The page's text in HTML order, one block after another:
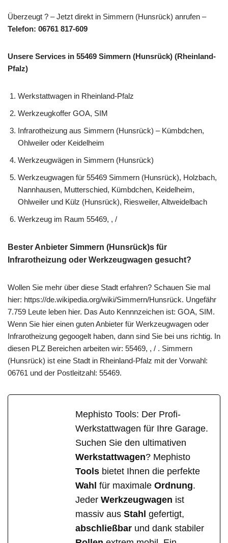
Überzeugt ? – Jetzt direkt in Simmern (Hunsrück) anrufen –
Telefon: 06761 817-609
Unsere Services in 55469 Simmern (Hunsrück) (Rheinland-
Pfalz)
Werkstattwagen in Rheinland-Pfalz
Werkzeugkoffer GOA, SIM
Infrarotheizung aus Simmern (Hunsrück) – Kümbdchen,
Ohlweiler oder Keidelheim
Werkzeugwägen in Simmern (Hunsrück)
Werkzeugwagen für 55469 Simmern (Hunsrück), Holzbach,
Nannhausen, Mutterschied, Kümbdchen, Keidelheim,
Ohlweiler und Külz (Hunsrück), Riesweiler, Altweidelbach
Werkzeug im Raum 55469, , /
Bester Anbieter Simmern (Hunsrück)s für
Infrarotheizung oder Werkzeugwagen gesucht?
Wollen Sie mehr über diese Stadt erfahren? Schauen Sie mal
hier: https://de.wikipedia.org/wiki/Simmern/Hunsrück. Ungefähr
7.759 Leute leben hier. Das Auto Kennnzeichen ist: GOA, SIM.
Wenn Sie hier einen guten Anbieter für Werkzeugwagen oder
Infrarotheizung gegoogelt haben, dann sind Sie bei uns richtig. In
diesen PLZ Bereichen arbeiten wir: 55469, , / . Simmern
(Hunsrück) ist eine Stadt in Rheinland-Pfalz mit der Vorwahl:
06761 und der Postleitzahl: 55469.
Mephisto Tools: Der Profi-
Werkstattwagen für Ihre Garage.
Suchen Sie den ultimativen
Werkstattwagen? Mephisto
Tools bietet Ihnen die perfekte
Wahl für maximale Ordnung.
Jeder Werkzeugwagen ist
massiv aus Stahl gefertigt,
abschließbar und dank stabiler